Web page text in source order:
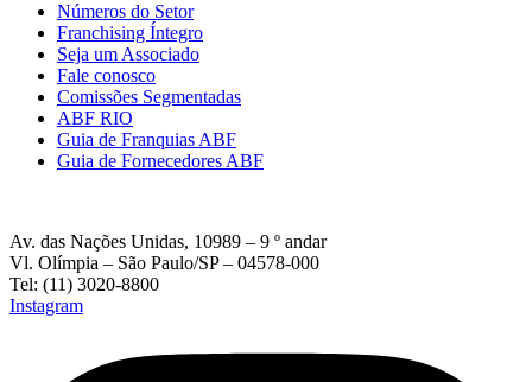
Números do Setor
Franchising Íntegro
Seja um Associado
Fale conosco
Comissões Segmentadas
ABF RIO
Guia de Franquias ABF
Guia de Fornecedores ABF
Av. das Nações Unidas, 10989 – 9 º andar
Vl. Olímpia – São Paulo/SP – 04578-000
Tel: (11) 3020-8800
Instagram